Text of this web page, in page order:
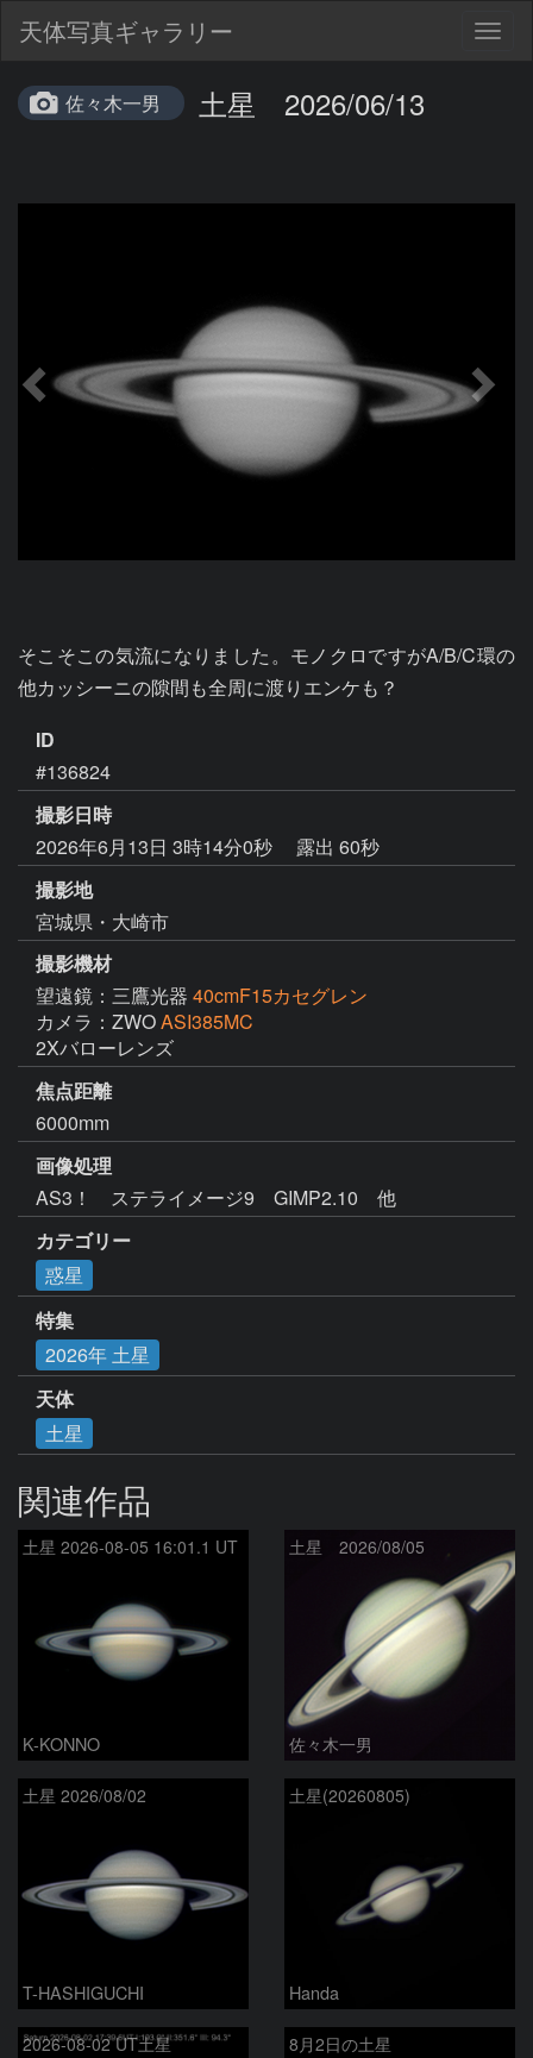
天体写真ギャラリー
佐々木一男 土星 2026/06/13
そこそこの気流になりました。モノクロですがA/B/C環の
他カッシーニの隙間も全周に渡りエンケも？
ID
#136824
撮影日時
2026年6月13日 3時14分0秒
露出 60秒
撮影地
宮城県・大崎市
撮影機材
望遠鏡：三鷹光器 40cmF15カセグレン
カメラ：ZWOASI385MC
2Xバローレンズ
焦点距離
6000mm
画像処理
AS3！　ステライメージ9　GIMP2.10　他
カテゴリー
惑星
特集
2026年 土星
天体
土星
関連作品
土星 2026-08-05 16:01.1 UT
K-KONNO
土星 2026/08/05
佐々木一男
土星 2026/08/02
T-HASHIGUCHI
土星(20260805)
Handa
2026-08-02 UT土星 8月2日の土星